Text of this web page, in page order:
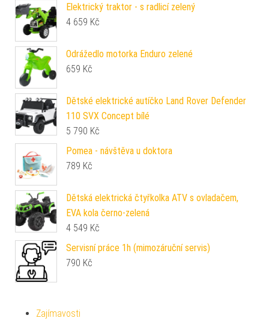
Elektrický traktor - s radlicí zelený
4 659 Kč
Odrážedlo motorka Enduro zelené
659 Kč
Dětské elektrické autíčko Land Rover Defender
110 SVX Concept bílé
5 790 Kč
Pomea - návštěva u doktora
789 Kč
Dětská elektrická čtyřkolka ATV s ovladačem,
EVA kola černo-zelená
4 549 Kč
Servisní práce 1h (mimozáruční servis)
790 Kč
Zajímavosti